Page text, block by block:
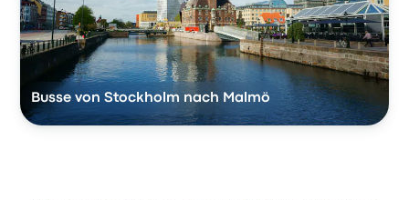
Busse von Stockholm nach Malmö